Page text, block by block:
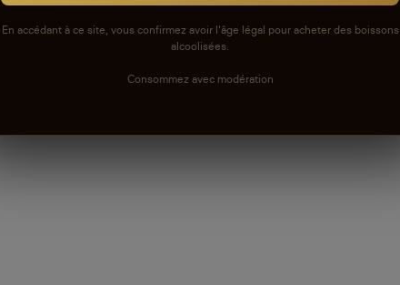
En accédant à ce site, vous confirmez avoir l'âge légal pour acheter des boissons
alcoolisées.
Consommez avec modération